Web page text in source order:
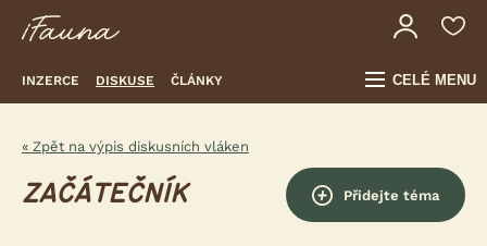
INZERCE DISKUSE ČLÁNKY CELÉ MENU
« Zpět na výpis diskusních vláken
ZAČÁTEČNÍK Přidejte téma